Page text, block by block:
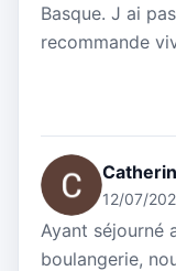
Basque. J ai
recommande
12/07/
Ayant séjourné
boulangerie,